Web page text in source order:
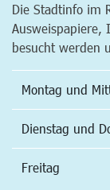
Die Stadtinfo im
Ausweispapiere,
besucht werden
Montag und
Dienstag und
Freitag